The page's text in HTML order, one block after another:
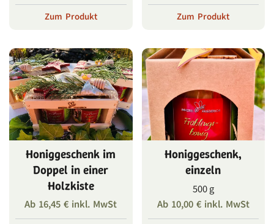
Zum Produkt Zum Produkt
Honiggeschenk im
Doppel in einer
Holzkiste
Ab 16,45€ inkl. MwSt
Honiggeschenk,
einzeln
500 g
Ab 10,00 €inkl. MwSt